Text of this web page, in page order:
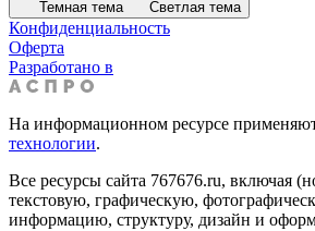
Темная тема Светлая тема
Конфиденциальность
Оферта
Разработано в
На информационном ресурсе
технологии.
Все ресурсы сайта 767676.ru, включая
текстовую, графическую,
информацию, структуру, дизайн и